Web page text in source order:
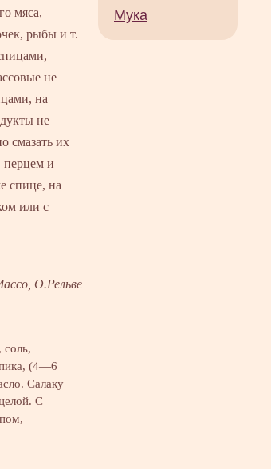
мяса,
рыбы и т.
не
на
не
смазать их
перцем и
спице, на
или с
О.Рельве
соль,
(4—6
Салаку
С
Мука